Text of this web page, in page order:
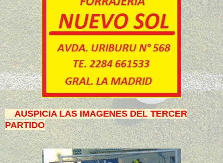
AUSPICIA LAS IMAGENES DEL TERCER
PARTIDO